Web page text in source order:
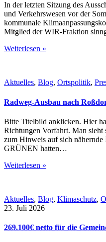
In der letzten Sitzung des
und Verkehrswesen vor der
kommunale
Mitglied der WIR-Fraktion
Weiterlesen »
Aktuelles, Blog, Ortspolitik,
Radweg-Ausbau nach
Bitte Titelbild anklicken. Hier
Richtungen Vorfahrt. Man
zum Hinweis auf sich
GRÜNEN hatten…
Weiterlesen »
Aktuelles, Blog, Klimaschutz,
23. Juli 2026
269.100€ netto für die